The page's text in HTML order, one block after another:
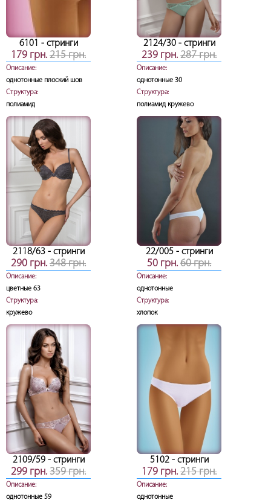
6101 - стринги
179 грн. 215 грн.
Описание:
однотонные плоский шов
Структура:
полиамид
2124/30- стринги
239 грн.287 грн.
Описание:
однотонные 30
Структура:
полиамид кружево
2118/63- стринги
290 грн. 348 грн.
Описание:
цветные 63
Структура:
кружево
22/005- стринги
50 грн.60 грн.
Описание:
однотонные
Структура:
хлопок
2109/59- стринги
299 грн. 359 грн.
Описание:
однотонные 59
5102- стринги
179 грн.215 грн.
Описание:
однотонные